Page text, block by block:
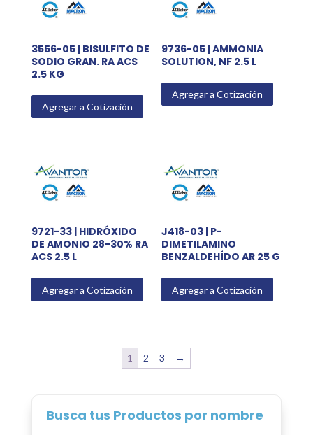
3556-05 | BISULFITO DE
SODIO GRAN. RA ACS
2.5 KG
Agregar a Cotización
9736-05 | AMMONIA
SOLUTION, NF 2.5 L
Agregar a Cotización
9721-33 | HIDRÓXIDO
DE AMONIO 28-30% RA
ACS 2.5 L
Agregar a Cotización
J418-03 | P-
DIMETILAMINO
BENZALDEHÍDO AR 25 G
Agregar a Cotización
1 2 3 →
Busca tus Productos por nombre